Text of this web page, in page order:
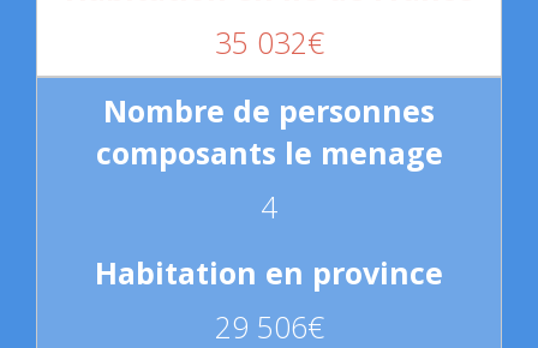
35 032€
4
29 506€